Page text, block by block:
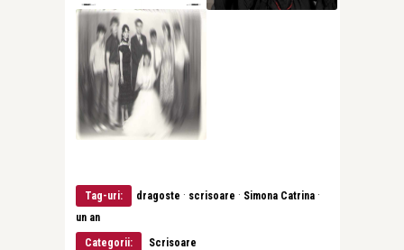
Tag-uri: dragoste · scrisoare · Simona Catrina ·
un an
Categorii:
Scrisoare